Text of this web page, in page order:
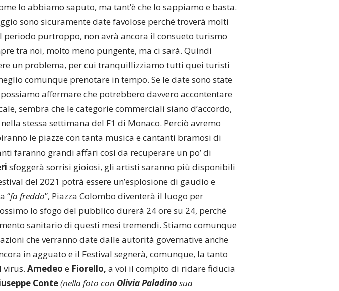
lo abbiamo saputo, ma tant’è che lo sappiamo e basta.
sono sicuramente date favolose perché troverà molti
periodo purtroppo, non avrà ancora il consueto turismo
tra noi, molto meno pungente, ma ci sarà. Quindi
un problema, per cui tranquillizziamo tutti quei turisti
comunque prenotare in tempo. Se le date sono state
affermare che potrebbero davvero accontentare
sembra che le categorie commerciali siano d’accordo,
stessa settimana del F1 di Monaco. Perciò avremo
le piazze con tanta musica e cantanti bramosi di
faranno grandi affari così da recuperare un po’ di
sfoggerà sorrisi gioiosi, gli artisti saranno più disponibili
del 2021 potrà essere un’esplosione di gaudio e
“fa freddo”, Piazza Colombo diventerà il luogo per
lo sfogo del pubblico durerà 24 ore su 24, perché
sanitario di questi mesi tremendi. Stiamo comunque
che verranno date dalle autorità governative anche
in agguato e il Festival segnerà, comunque, la tanto
virus. Amedeo e Fiorello, a voi il compito di ridare fiducia
Conte(nella foto con Olivia Paladinosua